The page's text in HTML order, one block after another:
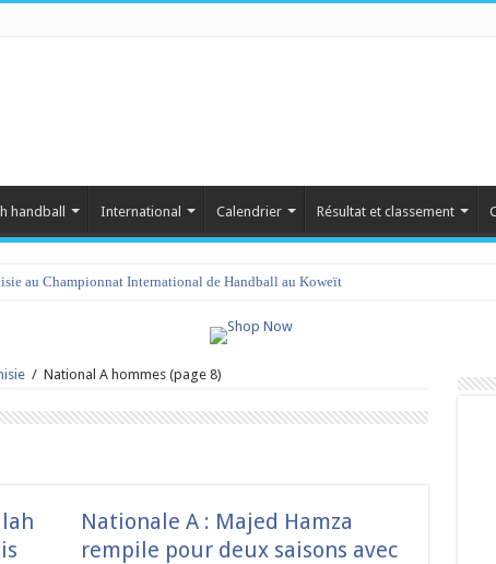
handball International Calendrier Résultat et classement
au Championnat International de Handball au Koweït
/ National A hommes(page 8)
Nationale A : Majed Hamza
rempile pour deux saisons avec